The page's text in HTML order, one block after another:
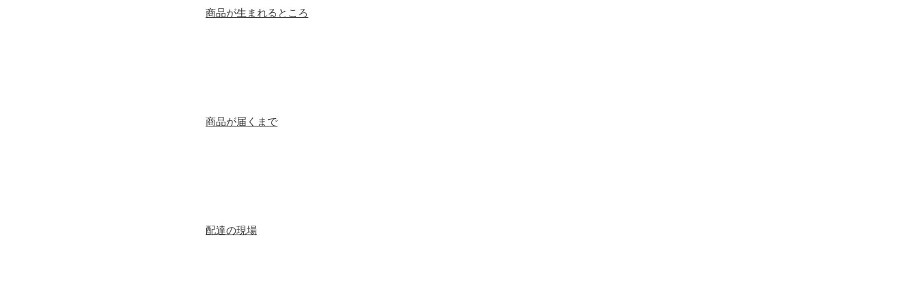
商品が生まれるところ
商品が届くまで
配達の現場